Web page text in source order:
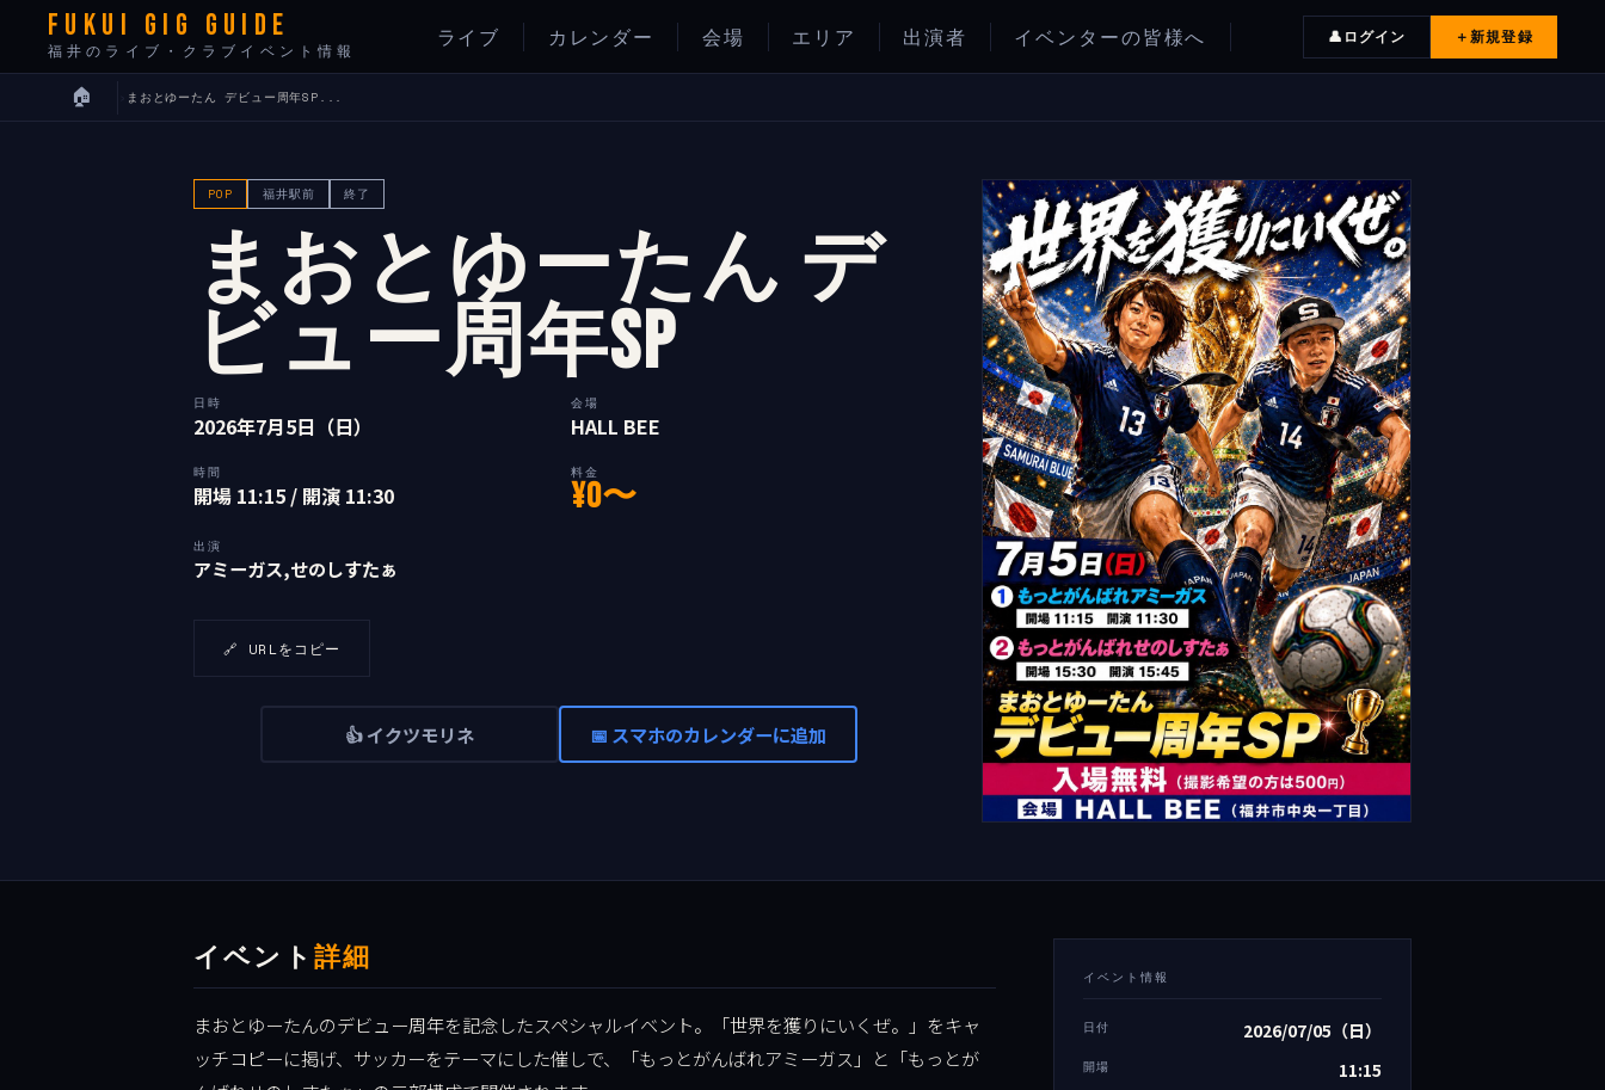
FUKUI GIG GUIDE
福井のライブ・クラブイベント情報 ライブ カレンダー 会場 エリア 出演者 イベンターの皆様へ 👤 ログイン ＋新規登録
🏠 まおとゆーたん デビュー周年SP...
POP 福井駅前 終了
まおとゆーたん デ
ビュー周年SP
日時
2026年7月5日（日）
会場
HALL BEE
時間
開場 11:15 / 開演 11:30
料金
¥0〜
出演
アミーガス,せのしすたぁ
🔗 URLをコピー
👍 イクツモリネ 📅 スマホのカレンダーに追加
イベント 詳細
まおとゆーたんのデビュー周年を記念したスペシャルイベント。「世界を獲りにいくぜ。」をキャ
ッチコピーに掲げ、サッカーをテーマにした催しで、「もっとがんばれアミーガス」と「もっとが
イベント情報
日付 2026/07/05（日）
開場 11:15